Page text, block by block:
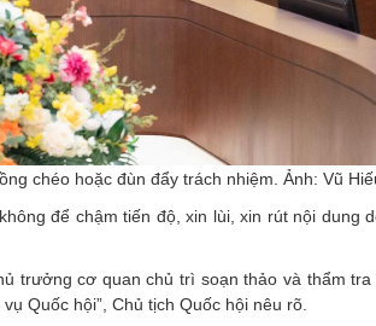
chéo hoặc đùn đẩy trách nhiệm. Ảnh: Vũ
để chậm tiến độ, xin lùi, xin rút nội dung
trưởng cơ quan chủ trì soạn thảo và thẩm tra
Quốc hội”, Chủ tịch Quốc hội nêu rõ.